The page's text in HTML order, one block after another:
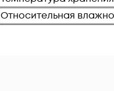
Относительная